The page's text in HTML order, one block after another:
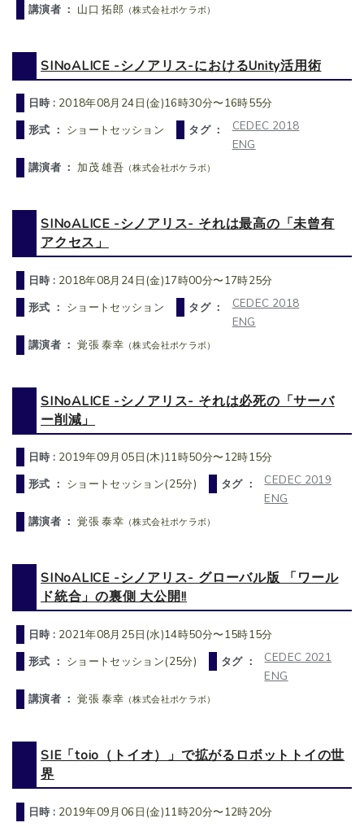
講演者 ： 山口 拓郎 （株式会社ポケラボ）
SINoALICE -シノアリス-におけるUnity活用術
日時 : 2018年08月24日(金)16時30分〜16時55分
形式 ： ショートセッション タグ ：
CEDEC 2018
ENG
講演者 ：加茂 雄吾 （株式会社ポケラボ）
SINoALICE -シノアリス- それは最高の「未曾有
アクセス」
日時 : 2018年08月24日(金)17時00分〜17時25分
形式 ： ショートセッション タグ ：
CEDEC 2018
ENG
講演者 ：覚張 泰幸 （株式会社ポケラボ）
SINoALICE -シノアリス- それは必死の「サーバ
ー削減」
日時 : 2019年09月05日(木)11時50分〜12時15分
形式 ： ショートセッション(25分) タグ ：
CEDEC 2019
ENG
講演者 ：覚張 泰幸 （株式会社ポケラボ）
SINoALICE -シノアリス- グローバル版 「ワール
ド統合」の裏側 大公開!!
日時 : 2021年08月25日(水)14時50分〜15時15分
形式 ： ショートセッション(25分) タグ ：
CEDEC 2021
ENG
講演者 ：覚張 泰幸 （株式会社ポケラボ）
SIE「toio（トイオ）」で拡がるロボットトイの世
界
日時 : 2019年09月06日(金)11時20分〜12時20分